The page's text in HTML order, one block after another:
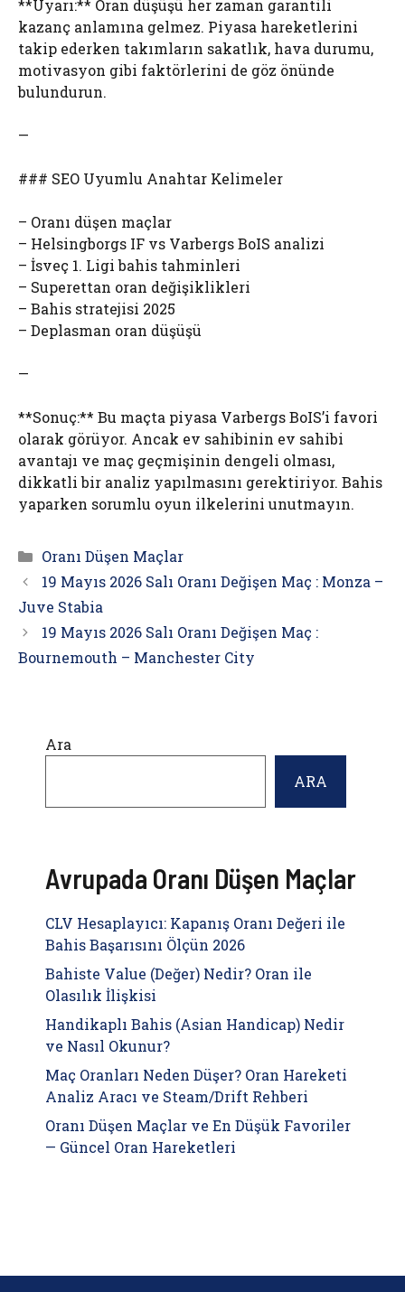
**Uyarı:** Oran düşüşü her zaman garantili
kazanç anlamına gelmez. Piyasa hareketlerini
takip ederken takımların sakatlık, hava durumu,
motivasyon gibi faktörlerini de göz önünde
bulundurun.
—
### SEO Uyumlu Anahtar Kelimeler
– Oranı düşen maçlar
– Helsingborgs IF vs Varbergs BoIS analizi
– İsveç 1. Ligi bahis tahminleri
– Superettan oran değişiklikleri
– Bahis stratejisi 2025
– Deplasman oran düşüşü
—
**Sonuç:** Bu maçta piyasa Varbergs BoIS’i favori
olarak görüyor. Ancak ev sahibinin ev sahibi
avantajı ve maç geçmişinin dengeli olması,
dikkatli bir analiz yapılmasını gerektiriyor. Bahis
yaparken sorumlu oyun ilkelerini unutmayın.
Kategoriler
Oranı Düşen Maçlar
19 Mayıs 2026 Salı Oranı Değişen Maç : Monza –
Juve Stabia
19 Mayıs 2026 Salı Oranı Değişen Maç :
Bournemouth – Manchester City
Ara
ARA
Avrupada Oranı Düşen Maçlar
CLV Hesaplayıcı: Kapanış Oranı Değeri ile
Bahis Başarısını Ölçün 2026
Bahiste Value (Değer) Nedir? Oran ile
Olasılık İlişkisi
Handikaplı Bahis (Asian Handicap) Nedir
ve Nasıl Okunur?
Maç Oranları Neden Düşer? Oran Hareketi
Analiz Aracı ve Steam/Drift Rehberi
Oranı Düşen Maçlar ve En Düşük Favoriler
— Güncel Oran Hareketleri